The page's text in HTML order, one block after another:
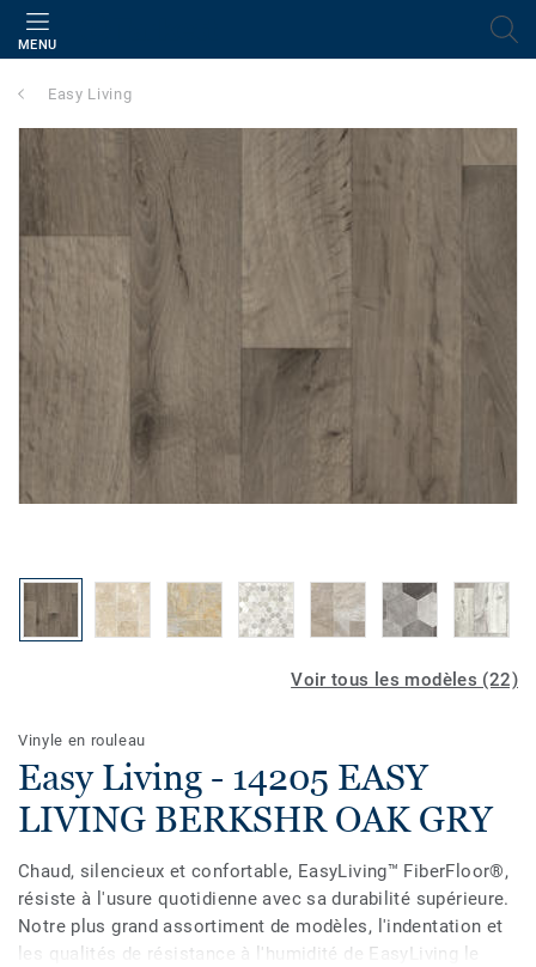
MENU
Easy Living
Voir tous les modèles (22)
Vinyle en rouleau
Easy Living - 14205 EASY
LIVING BERKSHR OAK GRY
Chaud, silencieux et confortable, EasyLiving™ FiberFloor®,
résiste à l'usure quotidienne avec sa durabilité supérieure.
Notre plus grand assortiment de modèles, l'indentation et
les qualités de résistance à l'humidité de EasyLiving le